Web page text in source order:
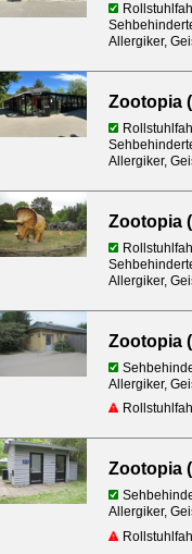
Allergiker,
Zootopia
Allergiker,
Allergiker,
Allergiker,
Zootopia
Allergiker,